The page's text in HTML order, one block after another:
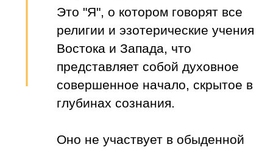
Это "Я", о котором говорят все
религии и эзотерические учения
Востока и Запада, что
представляет собой духовное
совершенное начало, скрытое в
глубинах сознания.
Оно не участвует в обыденной